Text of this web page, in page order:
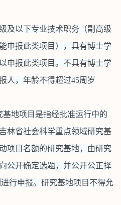
及以下专业技术职务（副高级
申报此类项目），具有博士学
申报此类项目。不具有博士学
人，年龄不得超过45周岁
地项目是指经批准运行中的
林省社会科学重点领域研究基
项目名额的研究基地，由研究
公开确定选题，并公开公正择
行申报。研究基地项目不得允